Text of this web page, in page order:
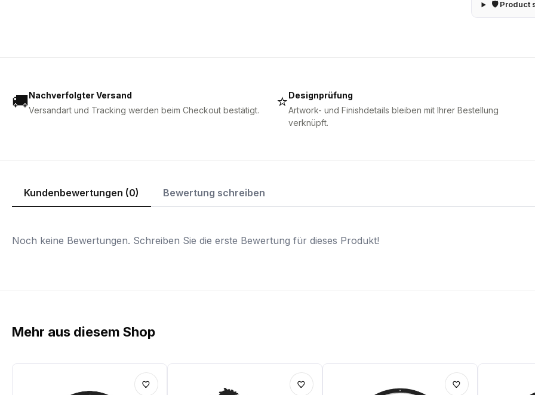
🛡 Product
🚚Nachverfolgter Versand
Versandart und Tracking werden beim Checkout bestätigt.
⭐Designprüfung
Artwork- und Finishdetails bleiben mit Ihrer Bestellung
verknüpft.
Kundenbewertungen (0) Bewertung schreiben
Noch keine Bewertungen. Schreiben Sie die erste Bewertung für dieses Produkt!
Mehr aus diesem Shop